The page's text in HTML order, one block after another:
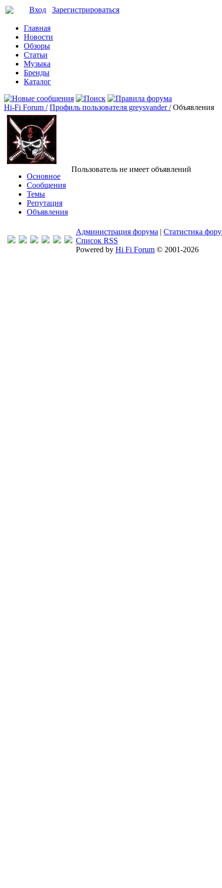
Вход Зарегистрироваться
Главная
Новости
Обзоры
Статьи
Музыка
Бренды
Каталог
Hi-Fi Forum / Профиль пользователя greysvander / Объявления
Основное
Сообщения
Темы
Репутация
Объявления
Пользователь не имеет объявлений
Администрация форума | Статистика
Список RSS
Powered by Hi Fi Forum © 2001-2026